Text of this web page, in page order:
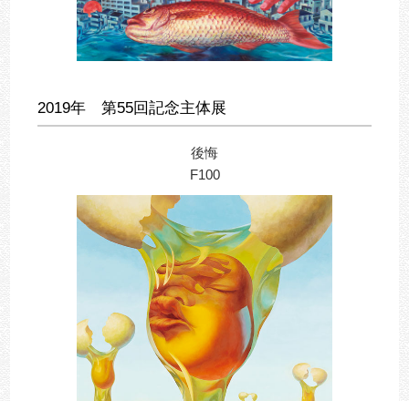
2019年 第55回記念主体展
後悔
F100